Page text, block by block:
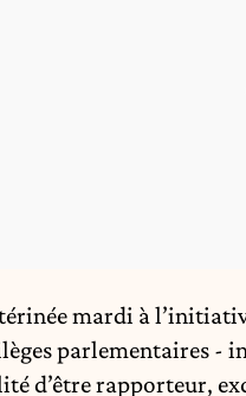
mardi à
parlementaires -
d’être rapporteur,